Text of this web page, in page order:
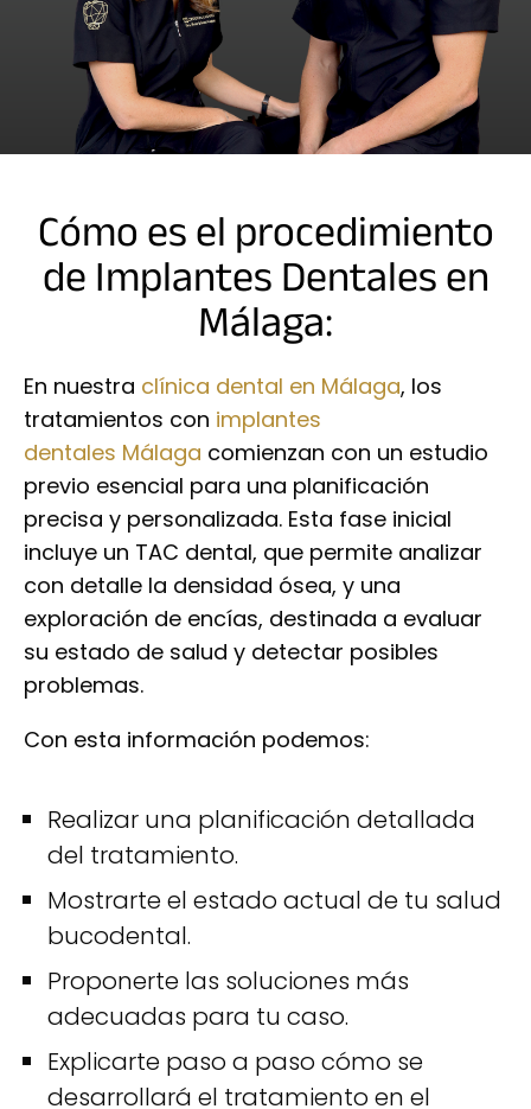
Cómo es el procedimiento
de Implantes Dentales en
Málaga:
En nuestra clínica dental en Málaga, los
tratamientos con implantes
dentales Málaga comienzan con un estudio
previo esencial para una planificación
precisa y personalizada. Esta fase inicial
incluye un TAC dental, que permite analizar
con detalle la densidad ósea, y una
exploración de encías, destinada a evaluar
su estado de salud y detectar posibles
problemas.
Con esta información podemos:
Realizar una planificación detallada
del tratamiento.
Mostrarte el estado actual de tu salud
bucodental.
Proponerte las soluciones más
adecuadas para tu caso.
Explicarte paso a paso cómo se
desarrollará el tratamiento en el